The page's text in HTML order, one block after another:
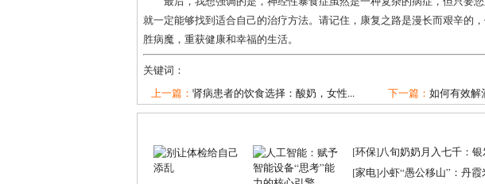
就一定能够找到适合自己的治疗方法。请记住，康复之路是漫长而艰辛的
胜病魔，重获健康和幸福的生活。
关键词：
上一篇： 肾病患者的饮食选择：酸奶，女性... 下一篇： 如何有效解
[环保]八旬奶奶月入七千：
[家电]小虾“愚公移山”：丹